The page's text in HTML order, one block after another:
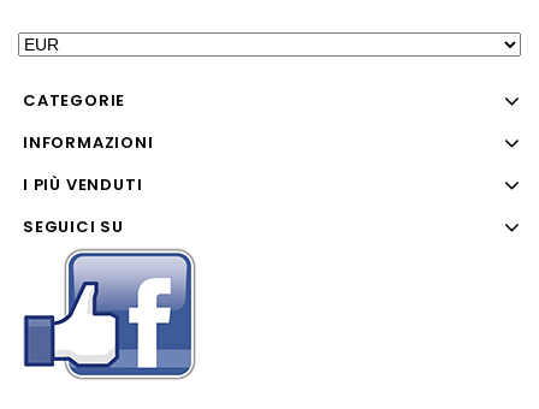
CATEGORIE
INFORMAZIONI
I PIÙ VENDUTI
SEGUICI SU